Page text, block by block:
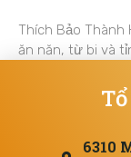
Thích Bảo Thành
ăn năn, từ bi và
6310